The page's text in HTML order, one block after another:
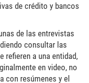
de crédito y bancos
de las entrevistas
consultar las
refieren a una entidad,
en video, no
con resúmenes y el